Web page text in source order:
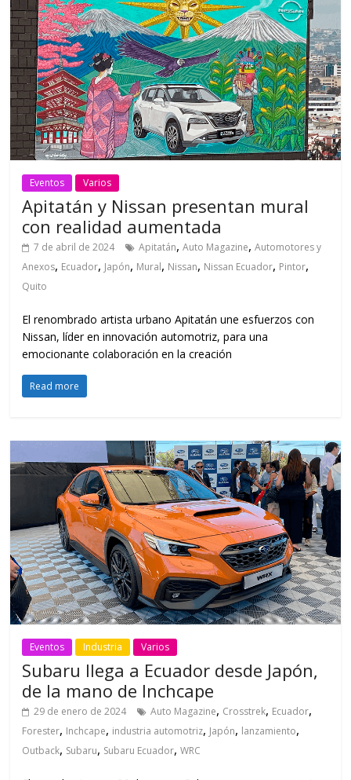
Eventos Varios
Apitatán y Nissan presentan mural
con realidad aumentada
7 de abril de 2024 Apitatán,Auto Magazine,Automotores y
Anexos, Ecuador, Japón, Mural, Nissan, Nissan Ecuador, Pintor,
Quito
El renombrado artista urbano Apitatán une esfuerzos con
Nissan, líder en innovación automotriz, para una
emocionante colaboración en la creación
Read more
Eventos Industria Varios
Subaru llega a Ecuador desde Japón,
de la mano de Inchcape
29 de enero de 2024 Auto Magazine, Crosstrek, Ecuador,
Forester, Inchcape, industria automotriz, Japón, lanzamiento,
Outback, Subaru, Subaru Ecuador,WRC